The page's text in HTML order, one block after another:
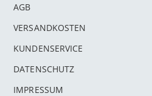
AGB
VERSANDKOSTEN
KUNDENSERVICE
DATENSCHUTZ
IMPRESSUM